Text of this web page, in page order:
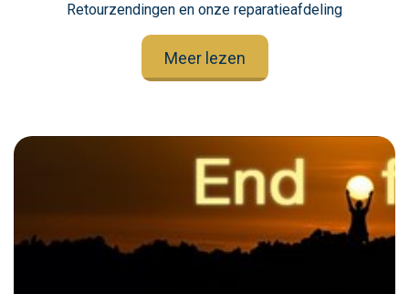
Retourzendingen en onze reparatieafdeling
Meer lezen